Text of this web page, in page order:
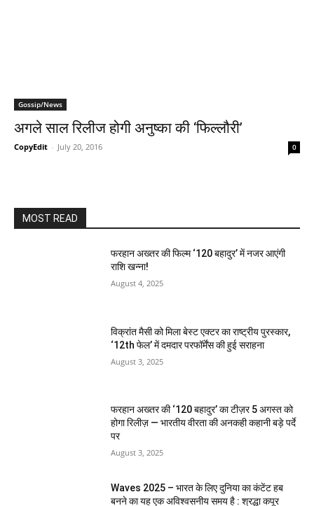
Gossip/News
अगले साल रिलीज होगी अनुष्‍का की ‘फिल्‍लौरी’
CopyEdit - July 20, 2016 0
MOST READ
फरहान अख्तर की फिल्म ‘120 बहादुर’ में नजर आएंगी
राशि खन्ना!
August 4, 2025
विक्रांत मैसी को मिला बेस्ट एक्टर का राष्ट्रीय पुरस्कार,
‘12th फेल’ में दमदार परफॉर्मेंस की हुई सराहना
August 3, 2025
फरहान अख्तर की ‘120 बहादुर’ का टीज़र 5 अगस्त को
होगा रिलीज़ — भारतीय वीरता की अनकही कहानी बड़े पर्दे
पर
August 3, 2025
Waves 2025 – भारत के लिए दुनिया का कंटेंट हब
बनने का यह एक अविश्वसनीय समय है : श्रद्धा कपूर